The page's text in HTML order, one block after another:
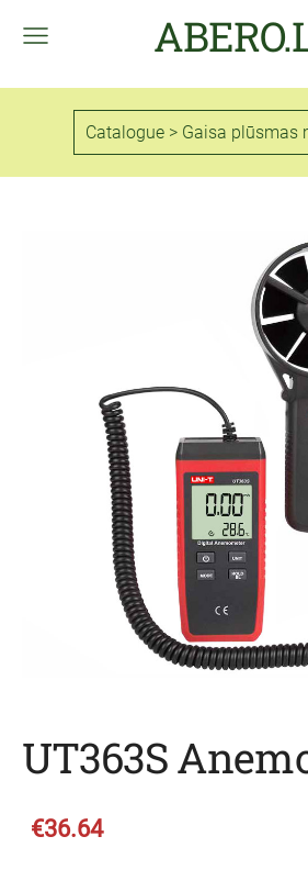
Catalogue > Gaisa plūsmas
UT363S
€36.64